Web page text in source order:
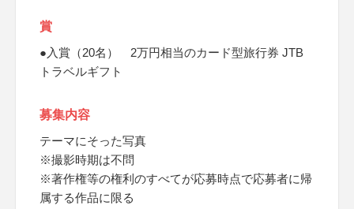
賞
●入賞（20名） 2万円相当のカード型旅行券 JTB
トラベルギフト
募集内容
テーマにそった写真
※撮影時期は不問
※著作権等の権利のすべてが応募時点で応募者に帰
属する作品に限る